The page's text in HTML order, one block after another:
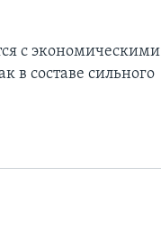
с экономическими
в составе сильного